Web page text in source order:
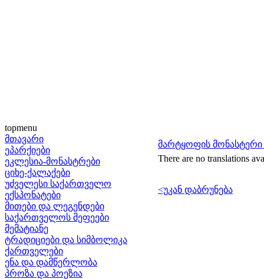
topmenu
მთავარი
ეპარქიები
ეკლესია-მონასტრები
ციხე-ქალაქები
უძველესი საქართველო
ექსპონატები
მითები და ლეგენდები
საქართველოს მეფეები
მემატიანე
ტრადიციები და სიმბოლიკა
ქართველები
ენა და დამწერლობა
პროზა და პოეზია
მარტყოფის
There are no translations
<უკან დაბრუნება